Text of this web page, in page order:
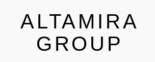
ALTAMIRA
GROUP